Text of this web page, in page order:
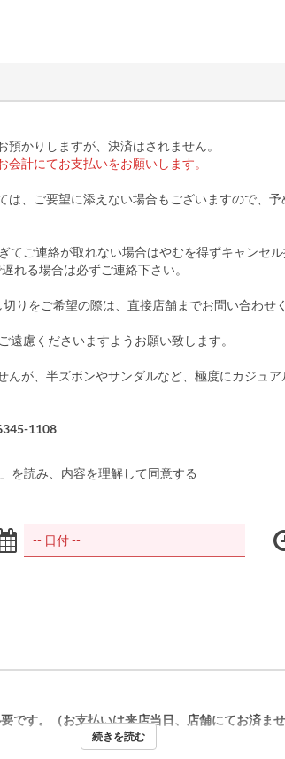
預かりしますが、決済はされません。
計にてお支払いをお願いします。
は、ご要望に添えない場合もございますので、予
てご連絡が取れない場合はやむを得ずキャンセ
れる場合は必ずご連絡下さい。
りをご希望の際は、直接店舗までお問い合わせ
遠慮くださいますようお願い致します。
んが、半ズボンやサンダルなど、極度にカジュア
1108
を読み、内容を理解して同意する
です。（お支払いは来店当日、店舗にてお済ませ
続きを読む